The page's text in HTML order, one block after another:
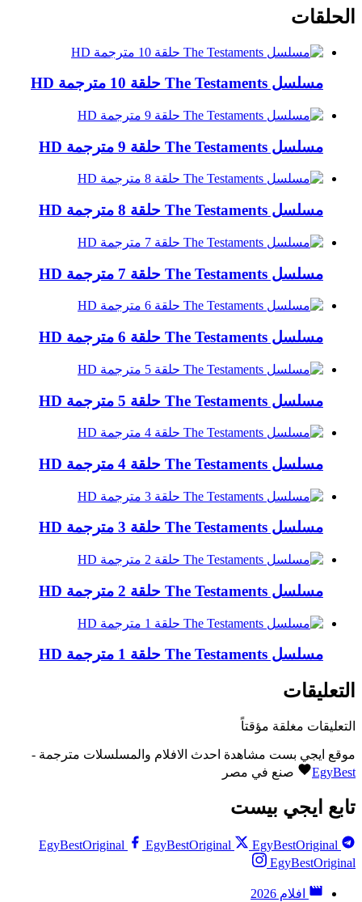
الحلقات
مسلسل The Testaments حلقة 10 مترجمة HD
مسلسل The Testaments حلقة 9 مترجمة HD
مسلسل The Testaments حلقة 8 مترجمة HD
مسلسل The Testaments حلقة 7 مترجمة HD
مسلسل The Testaments حلقة 6 مترجمة HD
مسلسل The Testaments حلقة 5 مترجمة HD
مسلسل The Testaments حلقة 4 مترجمة HD
مسلسل The Testaments حلقة 3 مترجمة HD
مسلسل The Testaments حلقة 2 مترجمة HD
مسلسل The Testaments حلقة 1 مترجمة HD
التعليقات
التعليقات مغلقة مؤقتاً
موقع ايجي بست مشاهدة احدث الافلام والمسلسلات مترجمة -
EgyBest
صنع في مصر
تابع ايجي بيست
EgyBestOriginal EgyBestOriginal
EgyBestOriginal
EgyBestOriginal
افلام 2026